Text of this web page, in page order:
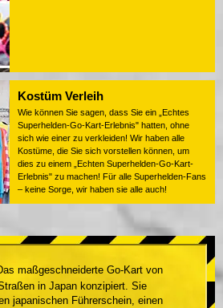
Kostüm Verleih
Wie können Sie sagen, dass Sie ein „Echtes
Superhelden-Go-Kart-Erlebnis" hatten, ohne
sich wie einer zu verkleiden! Wir haben alle
Kostüme, die Sie sich vorstellen können, um
dies zu einem „Echten Superhelden-Go-Kart-
Erlebnis" zu machen! Für alle Superhelden-Fans
– keine Sorge, wir haben sie alle auch!
maßgeschneiderte Go-Kart von
in Japan konzipiert. Sie
japanischen Führerschein, einen